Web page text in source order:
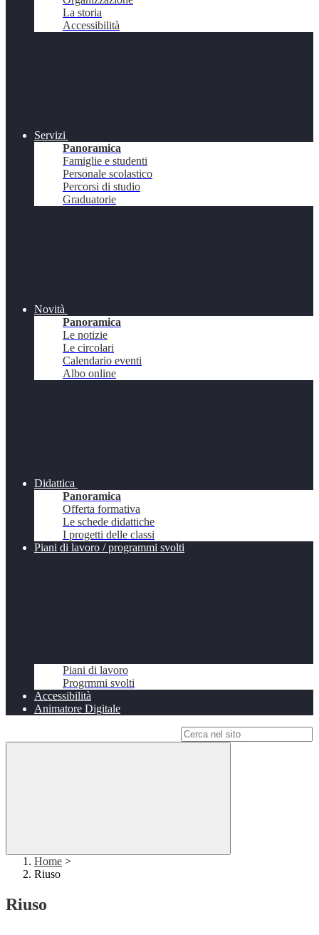
La storia
Accessibilità
Servizi
Panoramica
Famiglie e studenti
Personale scolastico
Percorsi di studio
Graduatorie
Novità
Panoramica
Le notizie
Le circolari
Calendario eventi
Albo online
Didattica
Panoramica
Offerta formativa
Le schede didattiche
I progetti delle classi
Piani di lavoro / programmi svolti
Piani di lavoro
Progrmmi svolti
Accessibilità
Animatore Digitale
Home >
Riuso
Riuso